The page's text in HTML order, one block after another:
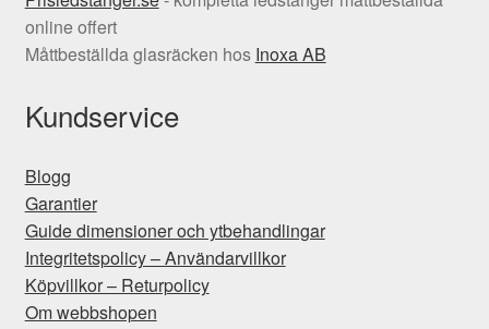
online offert
Måttbeställda glasräcken hos Inoxa AB
Kundservice
Blogg
Garantier
Guide dimensioner och ytbehandlingar
Integritetspolicy – Användarvillkor
Köpvillkor – Returpolicy
Om webbshopen